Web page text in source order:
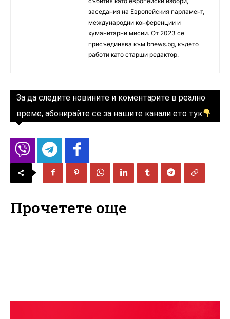
заседания на Европейския парламент,
международни конференции и
хуманитарни мисии. От 2023 се
присъединява към bnews.bg, където
работи като старши редактор.
За да следите новините и коментарите в реално
време, абонирайте се за нашите канали ето тук
Прочетете още